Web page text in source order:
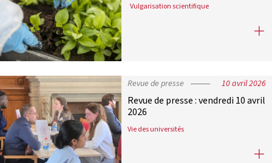
Vulgarisation scientifique
Médailles de la médiation
Revue de presse 10 avril 2026
Revue de presse : vendredi 10 avril
2026
Vie des universités
Revue de presse : vendredi 10 avril